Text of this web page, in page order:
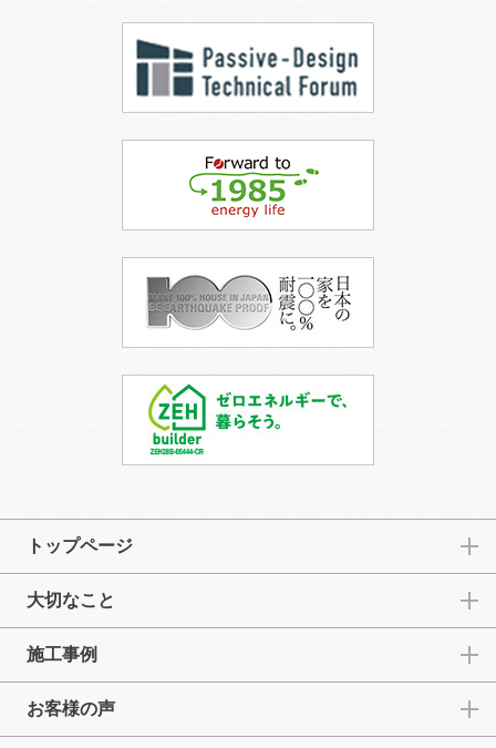
トップページ
大切なこと
施工事例
お客様の声